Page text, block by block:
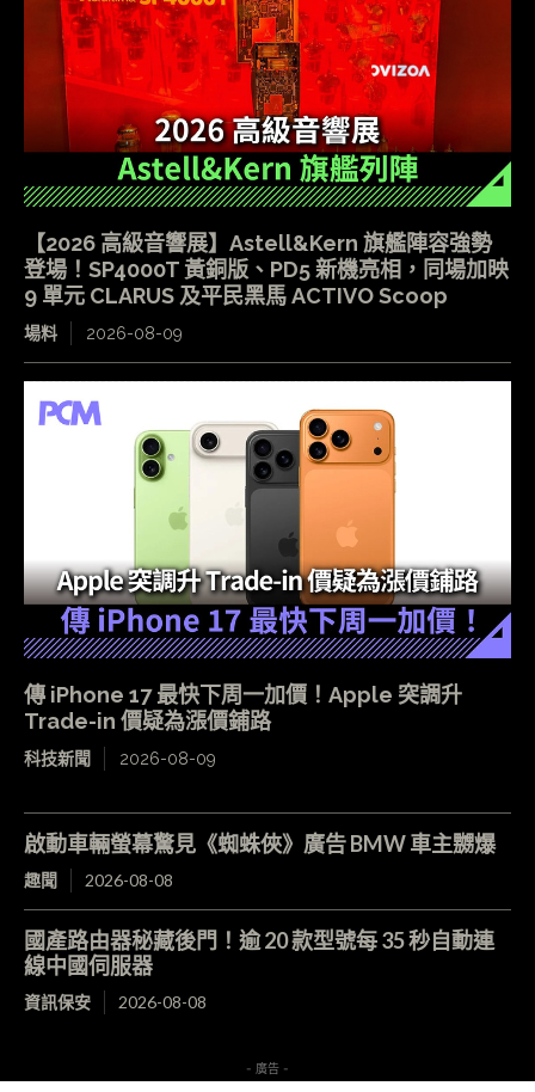
【2026 高級音響展】Astell&Kern 旗艦陣容強勢
登場！SP4000T 黃銅版、PD5 新機亮相，同場加映
9 單元 CLARUS 及平民黑馬 ACTIVO Scoop
場料 2026-08-09
傳 iPhone 17 最快下周一加價！Apple 突調升
Trade-in 價疑為漲價鋪路
科技新聞 2026-08-09
啟動車輛螢幕驚見《蜘蛛俠》廣告 BMW 車主嬲爆
趣聞 2026-08-08
國產路由器秘藏後門！逾 20 款型號每 35 秒自動連
線中國伺服器
資訊保安 2026-08-08
- 廣告 -